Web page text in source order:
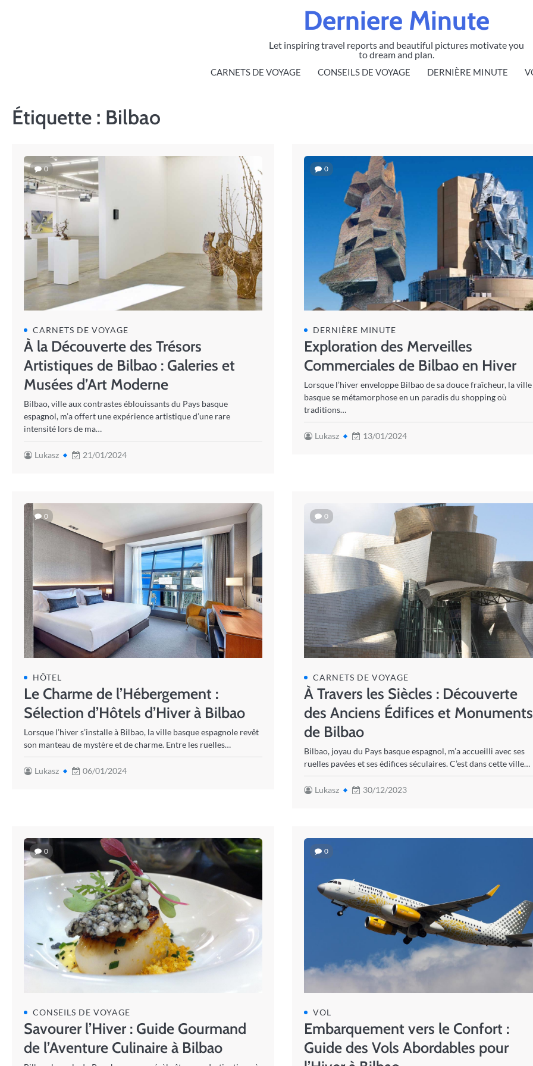
Derniere Minute
Let inspiring travel reports and beautiful pictures motivate you
to dream and plan.
CARNETS DE VOYAGE CONSEILS DE VOYAGE DERNIÈRE MINUTE
Étiquette : Bilbao
0
CARNETS DE VOYAGE
À la Découverte des Trésors
Artistiques de Bilbao : Galeries et
Musées d’Art Moderne
Bilbao, ville aux contrastes éblouissants du Pays basque
espagnol, m’a offert une expérience artistique d’une rare
intensité lors de ma…
Lukasz 21/01/2024
0
DERNIÈRE MINUTE
Exploration des Merveilles
Commerciales de Bilbao en Hiver
Lorsque l’hiver enveloppe Bilbao de sa douce fraîcheur, la ville
basque se métamorphose en un paradis du shopping où
traditions…
Lukasz 13/01/2024
0
HÔTEL
Le Charme de l’Hébergement :
Sélection d’Hôtels d’Hiver à Bilbao
Lorsque l’hiver s’installe à Bilbao, la ville basque espagnole revêt
son manteau de mystère et de charme. Entre les ruelles…
Lukasz 06/01/2024
0
CARNETS DE VOYAGE
À Travers les Siècles : Découverte
des Anciens Édifices et Monuments
de Bilbao
Bilbao, joyau du Pays basque espagnol, m’a accueilli avec ses
ruelles pavées et ses édifices séculaires. C’est dans cette ville…
Lukasz 30/12/2023
0
CONSEILS DE VOYAGE
Savourer l’Hiver : Guide Gourmand
de l’Aventure Culinaire à Bilbao
0
VOL
Embarquement vers le Confort :
Guide des Vols Abordables pour